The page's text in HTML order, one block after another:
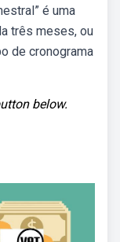
é uma
três meses, ou
de cronograma
below.